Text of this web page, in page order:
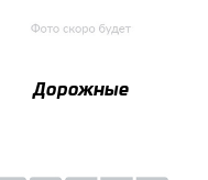
Дорожные